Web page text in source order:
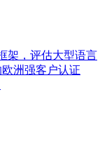
架，评估大型语言
洲强客户认证